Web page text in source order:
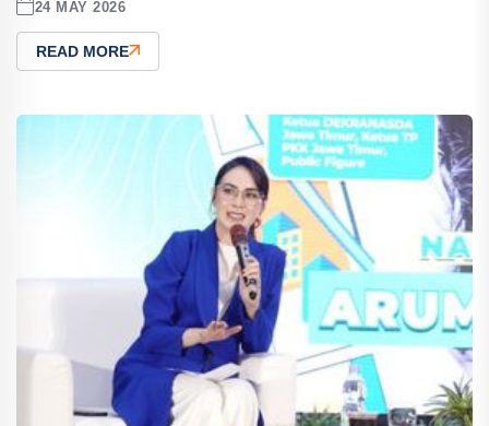
24 MAY 2026
READ MORE